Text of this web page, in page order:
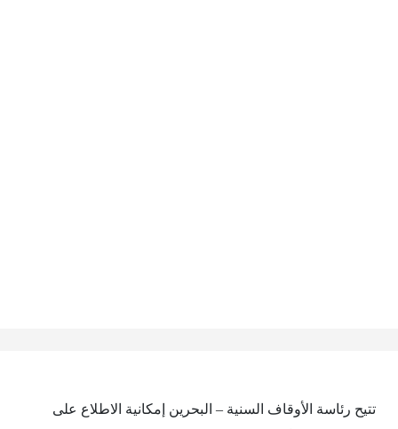
تتيح رئاسة الأوقاف السنية – البحرين إمكانية الاطلاع على